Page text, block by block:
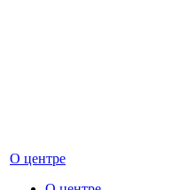
О центре